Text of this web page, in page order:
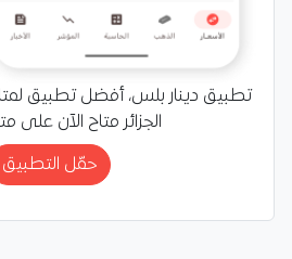
تطبيق دينار بلس، أفضل تطبيق
الجزائر متاح الآن على
حمّل التطبيق